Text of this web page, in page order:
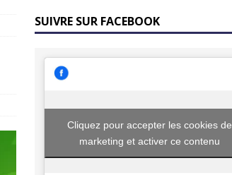
SUIVRE SUR FACEBOOK
Cliquez pour accepter les cookies de
marketing et activer ce contenu